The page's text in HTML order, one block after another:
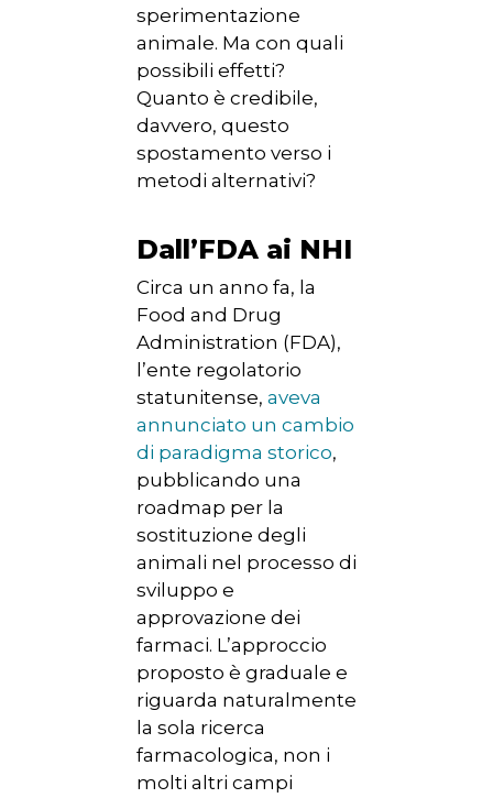
sperimentazione
animale. Ma con quali
possibili effetti?
Quanto è credibile,
davvero, questo
spostamento verso i
metodi alternativi?
Dall’FDA ai NHI
Circa un anno fa, la
Food and Drug
Administration (FDA),
l’ente regolatorio
statunitense, aveva
annunciato un cambio
di paradigma storico,
pubblicando una
roadmap per la
sostituzione degli
animali nel processo di
sviluppo e
approvazione dei
farmaci. L’approccio
proposto è graduale e
riguarda naturalmente
la sola ricerca
farmacologica, non i
molti altri campi